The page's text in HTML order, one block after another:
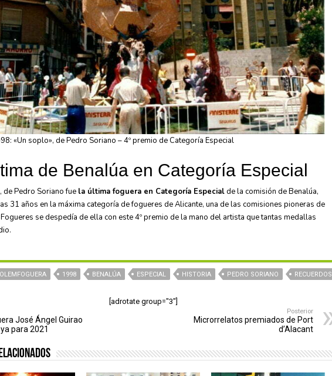
«Un soplo», de Pedro Soriano – 4º premio de Categoría Especial
de Benalúa en Categoría Especial
de Pedro Soriano fue la última foguera en Categoría Especialde la comisión de Benalúa,
31 años en la máxima categoría de fogueres de Alicante, una de las comisiones pioneras de
se despedía de ella con este 4º premio de la mano del artista que tantas medallas
1998 BENALÚA ESPECIAL HISTORIA PEDRO SORIANO RECUERDOS
[adrotate group="3"]
José Ángel Guirao
para 2021
Posterior
Microrrelatos premiados de Port
d’Alacant